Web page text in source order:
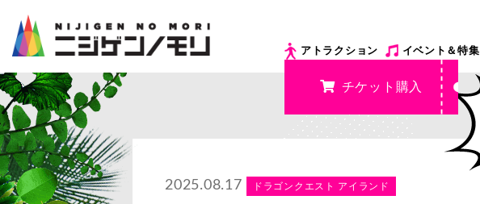
アトラクション イベント＆特集
チケット購入
2025.08.17 ドラゴンクエスト アイランド